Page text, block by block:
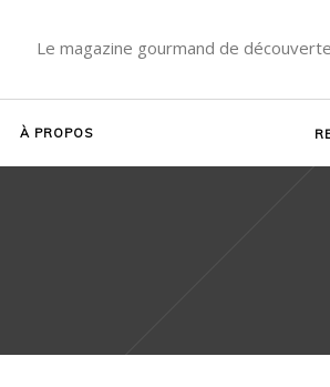
Le magazine gourmand de
À PROPOS